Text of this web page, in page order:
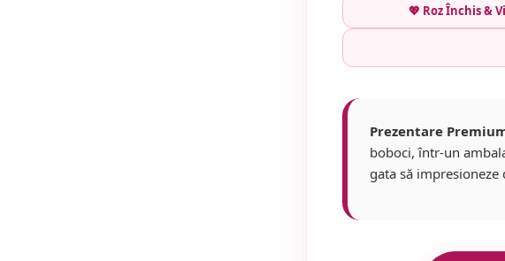
💖 Roz Închis &
Prezentare
boboci, într-un
gata să